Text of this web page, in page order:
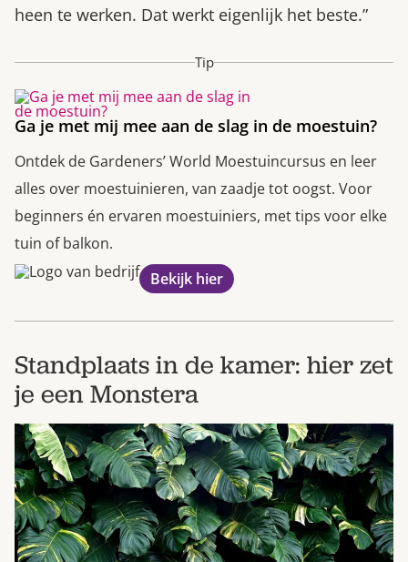
heen te werken. Dat werkt eigenlijk het beste.”
Tip
Ga je met mij mee aan de slag in de moestuin?
Ontdek de Gardeners’ World Moestuincursus en leer
alles over moestuinieren, van zaadje tot oogst. Voor
beginners én ervaren moestuiniers, met tips voor elke
tuin of balkon.
Bekijk hier
Standplaats in de kamer: hier zet
je een Monstera